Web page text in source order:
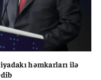
həmkarları ilə